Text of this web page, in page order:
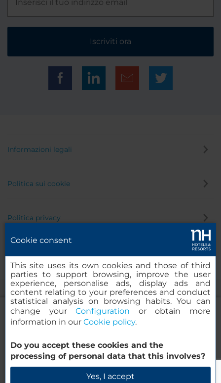
NH Collection Mexico City Airport T2
Verifica la disponibilità
Iscriviti ora
Informazioni legali
Politica sui cookie
Politica privacy
© 2000-2026 MINOR HOTELS EUROPE & AMERICAS Santa Engracia
120. 28003 Madrid, Spagna
Cookie consent
This site uses its own cookies and those of third
parties to support browsing, improve the user
experience, personalise ads, display ads and
content relating to your preferences and conduct
statistical analysis on browsing habits. You can
change yourConfiguration or obtain more
information in our Cookie policy.
Do you accept these cookies and the
processing of personal data that this involves?
Yes, I accept